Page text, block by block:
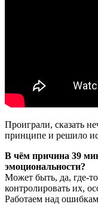
Проиграли, сказать
принципе и решило
В чём причина 39
эмоциональности?
Может быть, да, где-
контролировать их,
Работаем над